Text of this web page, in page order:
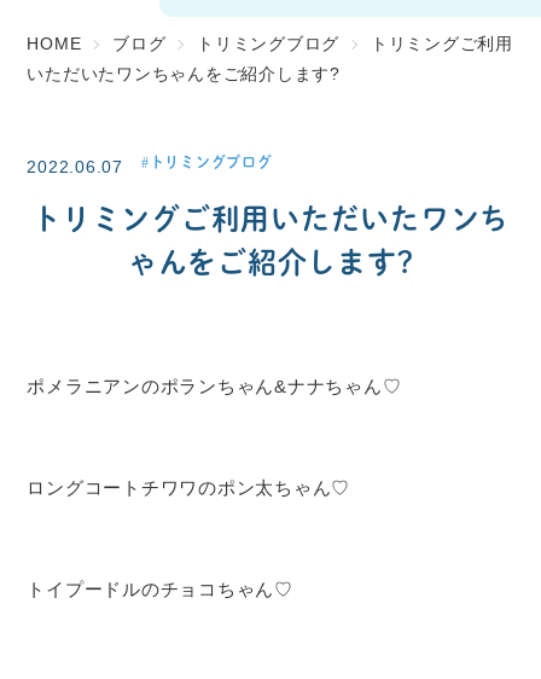
HOME ブログ トリミングブログ
トリミングご利用
いただいたワンちゃんをご紹介します?
2022.06.07 トリミングブログ
トリミングご利用いただいたワンち
ゃんをご紹介します?
ポメラニアンのポランちゃん&ナナちゃん♡
ロングコートチワワのポン太ちゃん♡
トイプードルのチョコちゃん♡